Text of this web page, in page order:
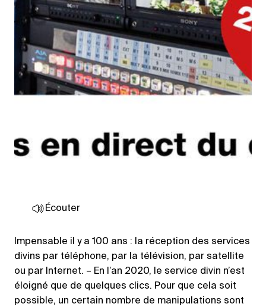
Écouter
Impensable il y a 100 ans : la réception des services
divins par téléphone, par la télévision, par satellite
ou par Internet. – En l’an 2020, le service divin n’est
éloigné que de quelques clics. Pour que cela soit
possible, un certain nombre de manipulations sont